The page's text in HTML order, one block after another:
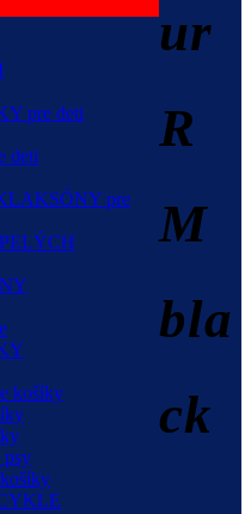
pre deti
deti
pre
košíky
psy
ur
R
M
bla
ck